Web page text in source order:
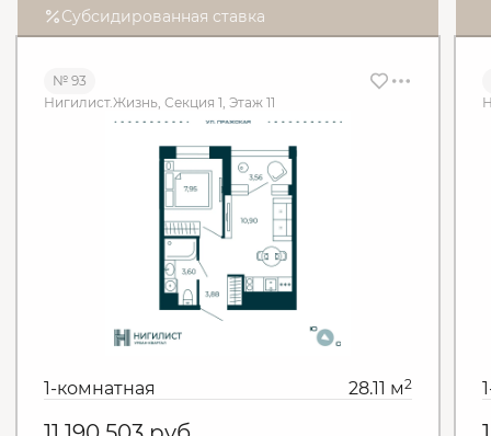
Субсидированная ставка
№ 93
Нигилист.Жизнь, Секция 1, Этаж 11
1-комнатная 28.11 м2